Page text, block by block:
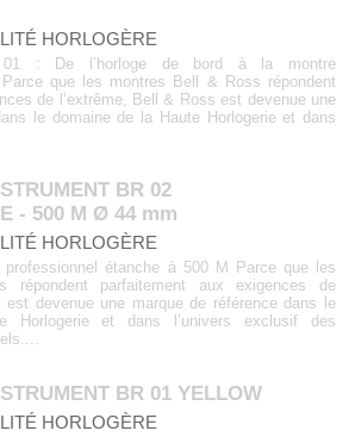
HORLOGÈRE
01 : De l’horloge de bord à la montre
Parce que les montres Bell & Ross répondent
de l’extrême, Bell & Ross est devenue une
le domaine de la Haute Horlogerie et dans
BR 02
- 500 M Ø 44 mm
HORLOGÈRE
professionnel étanche à 500 M Parce que les
répondent parfaitement aux exigences de
est devenue une marque de référence dans le
Horlogerie et dans l’univers exclusif des
BR 01 YELLOW
HORLOGÈRE